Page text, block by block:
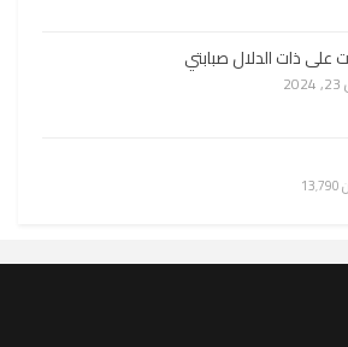
على ذات الدلال صبابتي